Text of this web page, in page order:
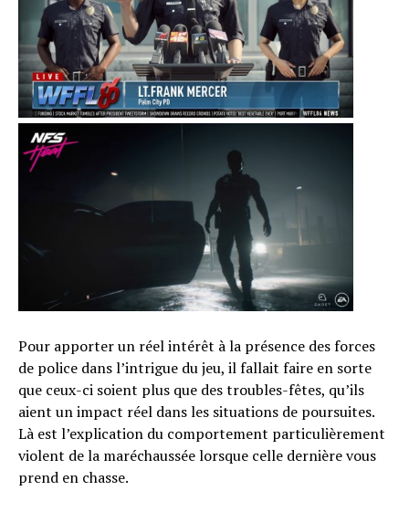
Pour apporter un réel intérêt à la présence des forces
de police dans l’intrigue du jeu, il fallait faire en sorte
que ceux-ci soient plus que des troubles-fêtes, qu’ils
aient un impact réel dans les situations de poursuites.
Là est l’explication du comportement particulièrement
violent de la maréchaussée lorsque celle dernière vous
prend en chasse.